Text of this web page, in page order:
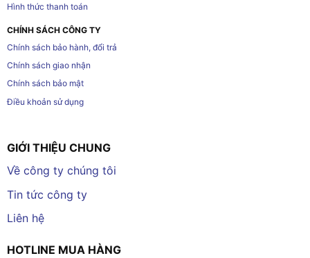
Hình thức thanh toán
CHÍNH SÁCH CÔNG TY
Chính sách bảo hành, đổi trả
Chính sách giao nhận
Chính sách bảo mật
Điều khoản sử dụng
GIỚI THIỆU CHUNG
Về công ty chúng tôi
Tin tức công ty
Liên hệ
HOTLINE MUA HÀNG